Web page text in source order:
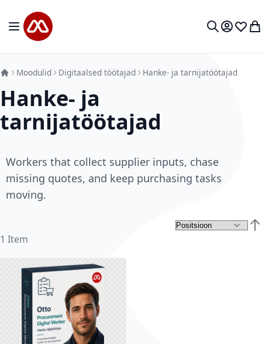
Mine sisu juurde
Toggle Nav
Minu
Moodulid Digitaalsed töötajad Hanke- ja tarnijatöötajad
Hanke- ja
tarnijatöötajad
Workers that collect supplier inputs, chase
missing quotes, and keep purchasing tasks
moving.
1 Item